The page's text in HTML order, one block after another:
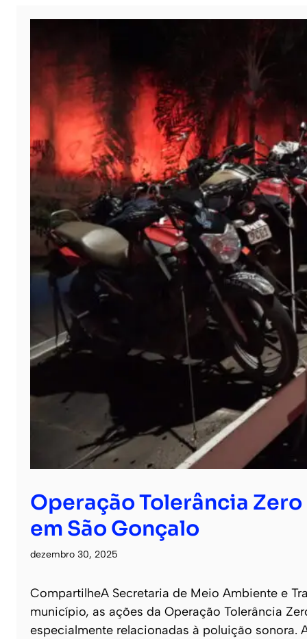
Operação Tolerância
em São Gonçalo
dezembro 30, 2025
CompartilheA Secretaria de Meio Ambiente e
município, as ações da Operação Tolerância
especialmente relacionadas à poluição sonora.